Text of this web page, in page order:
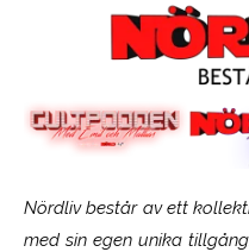
Nördliv består av ett
med sin egen unika